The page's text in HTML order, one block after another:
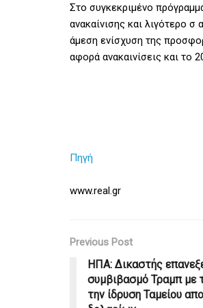
Στο συγκεκριμένο
ανακαίνισης και λιγότερο
άμεση ενίσχυση της
αφορά ανακαινίσεις και το
Πηγή
www.real.gr
Previous Post
ΗΠΑ: Δικαστής
συμβιβασμό Τραμπ με
την ίδρυση Ταμείου